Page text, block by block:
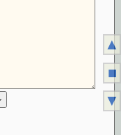
▲
■
▼